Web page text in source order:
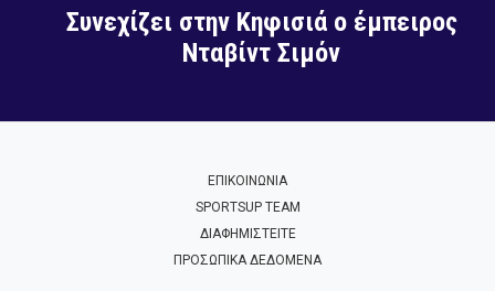
Συνεχίζει στην Κηφισιά ο έμπειρος
Νταβίντ Σιμόν
ΕΠΙΚΟΙΝΩΝΙΑ
SPORTSUP TEAM
ΔΙΑΦΗΜΙΣΤΕΙΤΕ
ΠΡΟΣΩΠΙΚΑ ΔΕΔΟΜΕΝΑ